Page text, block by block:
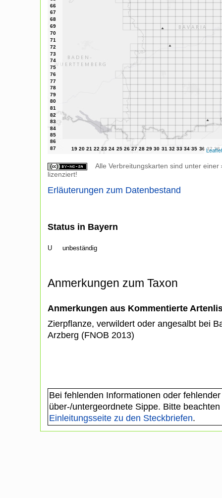
Leaflet
Alle Verbreitungskarten sind unter einer
lizenziert!
Erläuterungen zum Datenbestand
Status in Bayern
U unbeständig
Anmerkungen zum Taxon
Anmerkungen aus Kommentierte
Zierpflanze, verwildert oder angesalbt bei
Arzberg (FNOB 2013)
Bei fehlenden Informationen oder
über-/untergeordnete Sippe. Bitte
Einleitungsseite zu den Steckbriefen.